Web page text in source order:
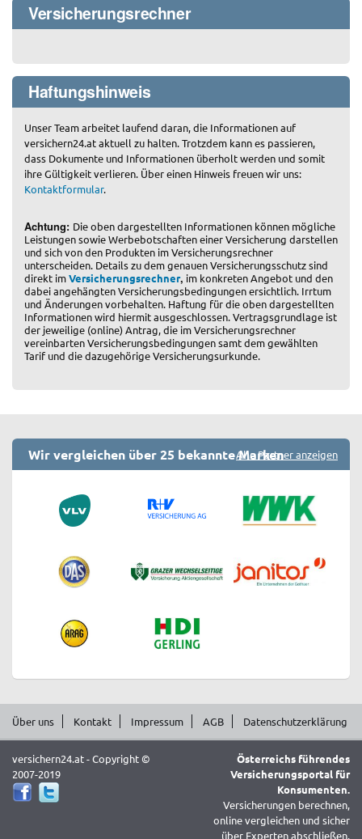
Versicherungsrechner
Haftungshinweis
Unser Team arbeitet laufend daran, die Informationen auf
versichern24.at aktuell zu halten. Trotzdem kann es passieren,
dass Dokumente und Informationen überholt werden und somit
ihre Gültigkeit verlieren. Über einen Hinweis freuen wir uns:
Kontaktformular.
Achtung: Die oben dargestellten Informationen können mögliche
Leistungen sowie Werbebotschaften einer Versicherung darstellen
und sich von den Produkten im Versicherungsrechner
unterscheiden. Details zu dem genauen Versicherungsschutz sind
direkt imVersicherungsrechner, im konkreten Angebot und den
dabei angehängten Versicherungsbedingungen ersichtlich. Irrtum
und Änderungen vorbehalten. Haftung für die oben dargestellten
Informationen wird hiermit ausgeschlossen. Vertragsgrundlage ist
der jeweilige (online) Antrag, die im Versicherungsrechner
vereinbarten Versicherungsbedingungen samt dem gewählten
Tarif und die dazugehörige Versicherungsurkunde.
Wir vergleichen über 25 bekannte MarkenAlle Partner anzeigen
Über uns Kontakt Impressum AGB Datenschutzerklärung
versichern24.at - Copyright ©
2007-2019
Österreichs führendes
Versicherungsportal für
Konsumenten.
Versicherungen berechnen,
online vergleichen und sicher
über Experten abschließen.